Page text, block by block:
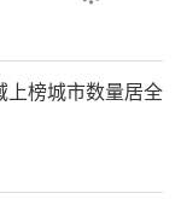
上榜城市数量居全